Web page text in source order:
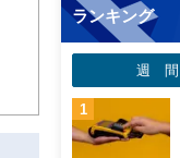
ランキング
週 間